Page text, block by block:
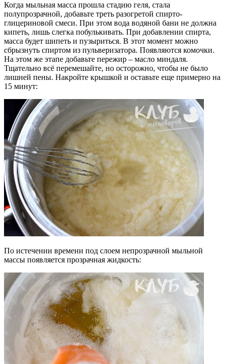
Когда мыльная масса прошла стадию геля, стала
полупрозрачной, добавьте треть разогретой спирто-
глицериновой смеси. При этом вода водяной бани не должна
кипеть, лишь слегка побулькивать. При добавлении спирта,
масса будет шипеть и пузыриться. В этот момент можно
сбрызнуть спиртом из пульверизатора. Появляются комочки.
На этом же этапе добавьте пережир – масло миндаля.
Тщательно всё перемешайте, но осторожно, чтобы не было
лишней пены. Накройте крышкой и оставьте еще примерно на
15 минут:
По истечении времени под слоем непрозрачной мыльной
массы появляется прозрачная жидкость: